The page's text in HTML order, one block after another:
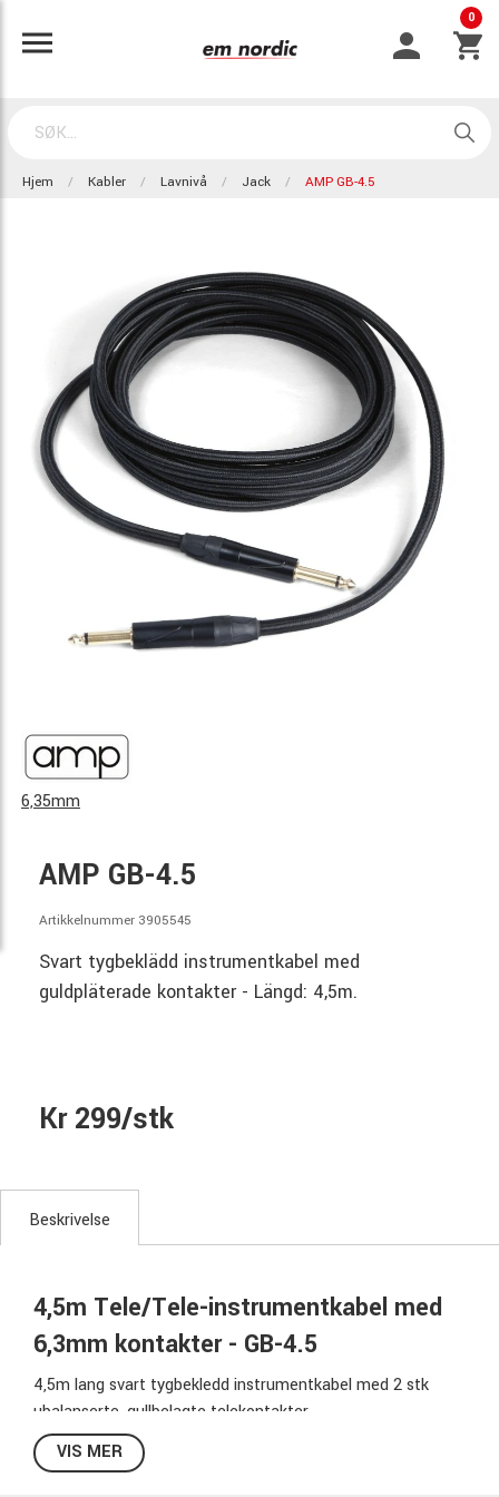
0
Hjem Kabler Lavnivå Jack AMP GB-4.5
6,35mm
AMP GB-4.5
Artikkelnummer 3905545
Svart tygbeklädd instrumentkabel med
guldpläterade kontakter - Längd: 4,5m.
Kr 299/stk
Beskrivelse
4,5m Tele/Tele-instrumentkabel med
6,3mm kontakter - GB-4.5
4,5m lang svart tygbekledd instrumentkabel med 2 stk
ubalanserte, gullbelagte telekontakter.
Spesifikasjoner GB-4.5:
VIS MER